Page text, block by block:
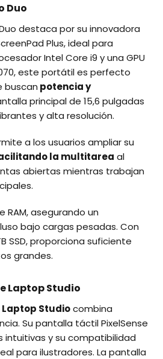
Duo
destaca por su innovadora
Plus, ideal para
Intel Core i9 y una GPU
este portátil es perfecto
buscan potencia y
principal de 15,6 pulgadas
y alta resolución.
a los usuarios ampliar su
la multitarea al
abiertas mientras trabajan
RAM, asegurando un
bajo cargas pesadas. Con
SSD, proporciona suficiente
grandes.
Laptop Studio
Studiocombina
Su pantalla táctil PixelSense
y su compatibilidad
para ilustradores. La pantalla